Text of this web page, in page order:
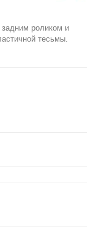
роликом и
тесьмы.